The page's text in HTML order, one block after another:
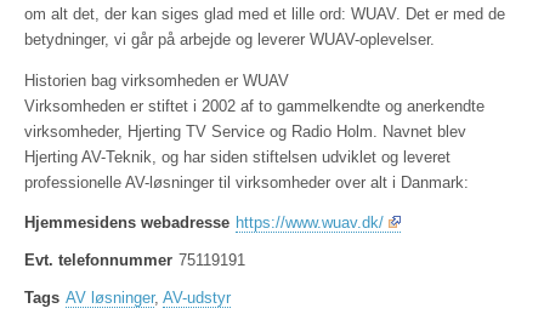
om alt det, der kan siges glad med et lille ord: WUAV. Det er med de
betydninger, vi går på arbejde og leverer WUAV-oplevelser.
Historien bag virksomheden er WUAV
Virksomheden er stiftet i 2002 af to gammelkendte og anerkendte
virksomheder, Hjerting TV Service og Radio Holm. Navnet blev
Hjerting AV-Teknik, og har siden stiftelsen udviklet og leveret
professionelle AV-løsninger til virksomheder over alt i Danmark:
Hjemmesidens webadresse https://www.wuav.dk/
Evt. telefonnummer 75119191
Tags AV løsninger, AV-udstyr